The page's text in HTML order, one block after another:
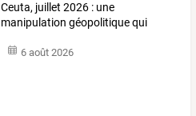
Ceuta, juillet 2026 : une
manipulation géopolitiquequi
6 août 2026